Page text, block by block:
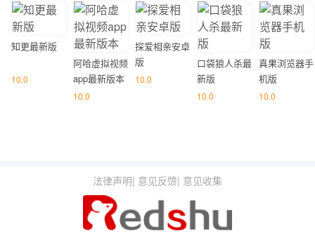
知更最新版
10.0
阿哈虚拟视频
app最新版本
10.0
探爱相亲安卓
版
10.0
口袋狼人杀最
新版
10.0
真果浏览器手
机版
10.0
法律声明| 意见反馈| 意见收集